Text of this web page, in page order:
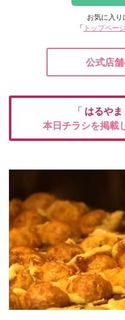
お気に入り
「 トップページ
公式店
「 はるやま
本日チラシを掲載